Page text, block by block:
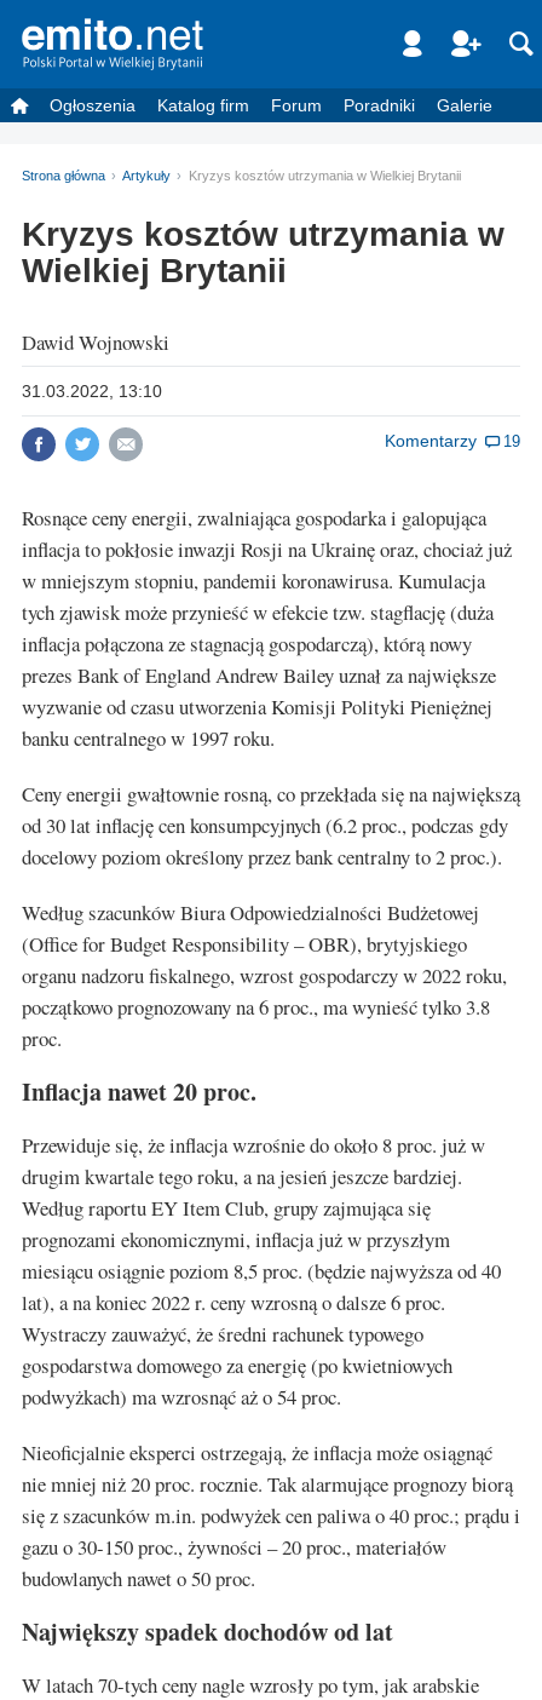
Ogłoszenia Katalog firm Forum Poradniki Galerie
Strona główna Artykuły Kryzys kosztów utrzymania w Wielkiej Brytanii
Kryzys kosztów utrzymania w
Wielkiej Brytanii
Dawid Wojnowski
31.03.2022, 13:10
Komentarzy 19
Rosnące ceny energii, zwalniająca gospodarka i galopująca
inflacja to pokłosie inwazji Rosji na Ukrainę oraz, chociaż już
w mniejszym stopniu, pandemii koronawirusa. Kumulacja
tych zjawisk może przynieść w efekcie tzw. stagflację (duża
inflacja połączona ze stagnacją gospodarczą), którą nowy
prezes Bank of England Andrew Bailey uznał za największe
wyzwanie od czasu utworzenia Komisji Polityki Pieniężnej
banku centralnego w 1997 roku.
Ceny energii gwałtownie rosną, co przekłada się na największą
od 30 lat inflację cen konsumpcyjnych (6.2 proc., podczas gdy
docelowy poziom określony przez bank centralny to 2 proc.).
Według szacunków Biura Odpowiedzialności Budżetowej
(Office for Budget Responsibility – OBR), brytyjskiego
organu nadzoru fiskalnego, wzrost gospodarczy w 2022 roku,
początkowo prognozowany na 6 proc., ma wynieść tylko 3.8
proc.
Inflacja nawet 20 proc.
Przewiduje się, że inflacja wzrośnie do około 8 proc. już w
drugim kwartale tego roku, a na jesień jeszcze bardziej.
Według raportu EY Item Club, grupy zajmująca się
prognozami ekonomicznymi, inflacja już w przyszłym
miesiącu osiągnie poziom 8,5 proc. (będzie najwyższa od 40
lat), a na koniec 2022 r. ceny wzrosną o dalsze 6 proc.
Wystraczy zauważyć, że średni rachunek typowego
gospodarstwa domowego za energię (po kwietniowych
podwyżkach) ma wzrosnąć aż o 54 proc.
Nieoficjalnie eksperci ostrzegają, że inflacja może osiągnąć
nie mniej niż 20 proc. rocznie. Tak alarmujące prognozy biorą
się z szacunków m.in. podwyżek cen paliwa o 40 proc.; prądu i
gazu o 30-150 proc., żywności – 20 proc., materiałów
budowlanych nawet o 50 proc.
Największy spadek dochodów od lat
W latach 70-tych ceny nagle wzrosły po tym, jak arabskie